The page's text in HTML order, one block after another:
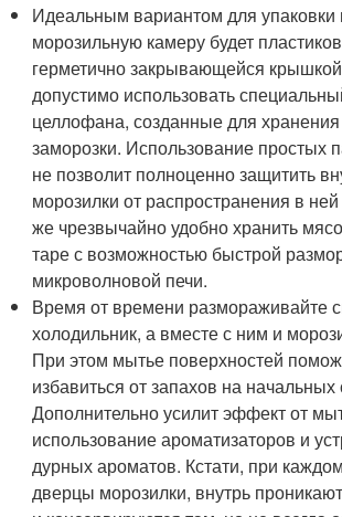
Идеальным вариантом для упаковки
морозильную камеру будет
герметично закрывающейся
допустимо использовать
целлофана, созданные для хранения
заморозки. Использование простых
не позволит полноценно защитить
морозилки от распространения в
же чрезвычайно удобно хранить
таре с возможностью быстрой
микроволновой печи.
Время от времени размораживайте
холодильник, а вместе с ним и
При этом мытье поверхностей
избавиться от запахов на начальных
Дополнительно усилит эффект от
использование ароматизаторов и
дурных ароматов. Кстати, при
дверцы морозилки, внутрь